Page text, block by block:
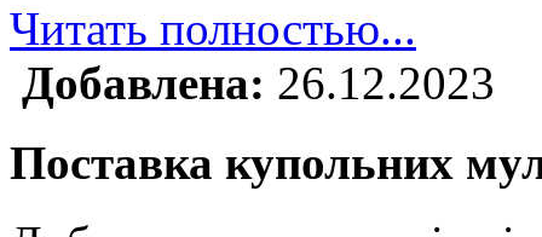
Читать полностью...
Добавлена: 26.12.2023
Поставка купольних